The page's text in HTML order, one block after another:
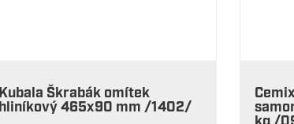
Kubala Škrabák omítek
hliníkový 465x90 mm /1402/